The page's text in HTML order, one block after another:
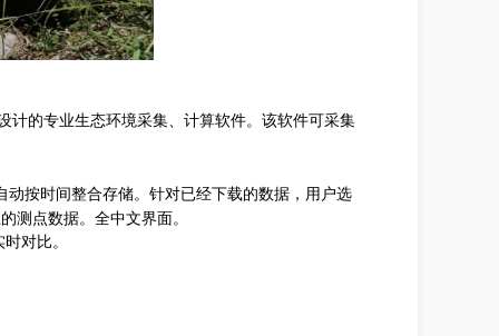
计的专业生态环境采集、计算软件。该软件可采集
动按时间整合存储。针对已经下载的数据，用户选
测点数据。全中文界面。
对比。